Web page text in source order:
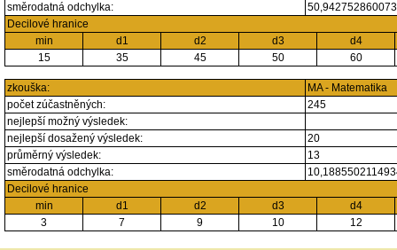
směrodatná odchylka:
Decilové hranice
min
d1 d2 d3
d4
15
35 45 50 60
zkouška:
MA - Matematika
počet zúčastněných:
245
nejlepší možný výsledek:
nejlepší dosažený výsledek:
20
průměrný výsledek:
13
směrodatná odchylka:
Decilové hranice
min
d1 d2 d3
d4
3
7 9 10 12